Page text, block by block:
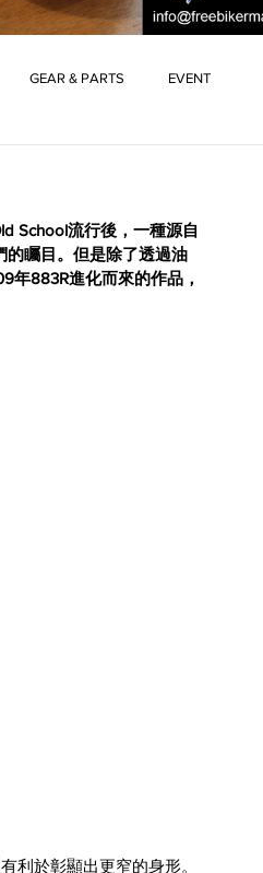
GEAR & PARTS EVENT
School流行後，一種源自
的矚目。但是除了透過油
年883R進化而來的作品，
利於彰顯出更窄的身形。